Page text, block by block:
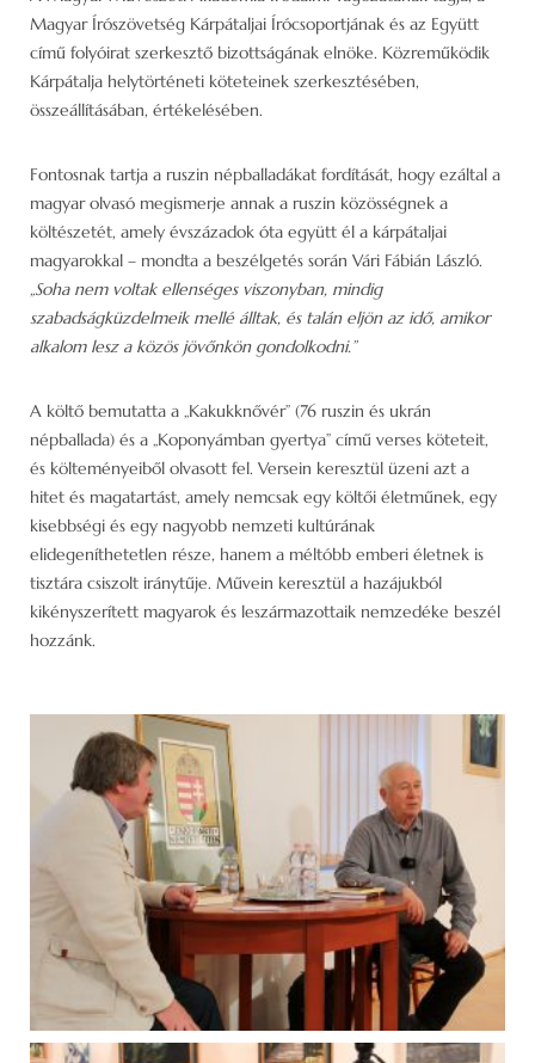
Magyar Írószövetség Kárpátaljai Írócsoportjának és az Együtt
című folyóirat szerkesztő bizottságának elnöke. Közreműködik
Kárpátalja helytörténeti köteteinek szerkesztésében,
összeállításában, értékelésében.
Fontosnak tartja a ruszin népballadákat fordítását, hogy ezáltal a
magyar olvasó megismerje annak a ruszin közösségnek a
költészetét, amely évszázadok óta együtt él a kárpátaljai
magyarokkal – mondta a beszélgetés során Vári Fábián László.
„Soha nem voltak ellenséges viszonyban, mindig
szabadságküzdelmeik mellé álltak, és talán eljön az idő, amikor
alkalom lesz a közös jövőnkön gondolkodni.”
A költő bemutatta a „Kakukknővér” (76 ruszin és ukrán
népballada) és a „Koponyámban gyertya” című verses köteteit,
és költeményeiből olvasott fel. Versein keresztül üzeni azt a
hitet és magatartást, amely nemcsak egy költői életműnek, egy
kisebbségi és egy nagyobb nemzeti kultúrának
elidegeníthetetlen része, hanem a méltóbb emberi életnek is
tisztára csiszolt iránytűje. Művein keresztül a hazájukból
kikényszerített magyarok és leszármazottaik nemzedéke beszél
hozzánk.